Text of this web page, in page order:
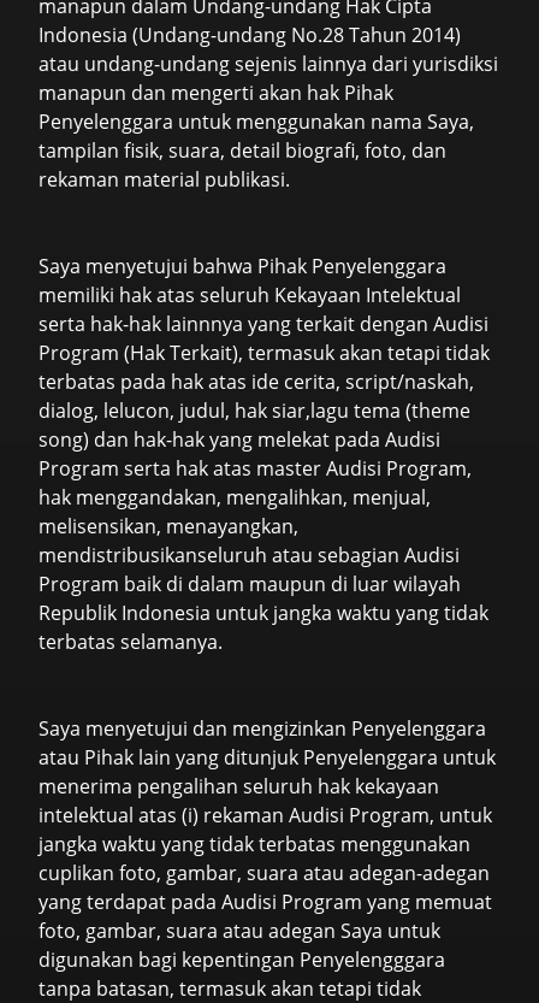
manapun dalam Undang-undang Hak Cipta
Indonesia (Undang-undang No.28 Tahun 2014)
atau undang-undang sejenis lainnya dari yurisdiksi
manapun dan mengerti akan hak Pihak
Penyelenggara untuk menggunakan nama Saya,
tampilan fisik, suara, detail biografi, foto, dan
rekaman material publikasi.
Saya menyetujui bahwa Pihak Penyelenggara
memiliki hak atas seluruh Kekayaan Intelektual
serta hak-hak lainnnya yang terkait dengan Audisi
Program (Hak Terkait), termasuk akan tetapi tidak
terbatas pada hak atas ide cerita, script/naskah,
dialog, lelucon, judul, hak siar,lagu tema (theme
song) dan hak-hak yang melekat pada Audisi
Program serta hak atas master Audisi Program,
hak menggandakan, mengalihkan, menjual,
melisensikan, menayangkan,
mendistribusikanseluruh atau sebagian Audisi
Program baik di dalam maupun di luar wilayah
Republik Indonesia untuk jangka waktu yang tidak
terbatas selamanya.
Saya menyetujui dan mengizinkan Penyelenggara
atau Pihak lain yang ditunjuk Penyelenggara untuk
menerima pengalihan seluruh hak kekayaan
intelektual atas (i) rekaman Audisi Program, untuk
jangka waktu yang tidak terbatas menggunakan
cuplikan foto, gambar, suara atau adegan-adegan
yang terdapat pada Audisi Program yang memuat
foto, gambar, suara atau adegan Saya untuk
digunakan bagi kepentingan Penyelengggara
tanpa batasan, termasuk akan tetapi tidak